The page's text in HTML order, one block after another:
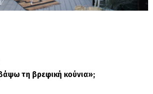
τη βρεφική κούνια»;